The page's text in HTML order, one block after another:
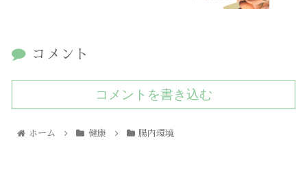
コメント
コメントを書き込む
ホーム 健康 腸内環境